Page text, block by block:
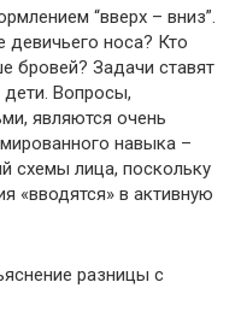
“вверх – вниз”.
носа? Кто
бровей? Задачи ставят
Вопросы,
являются очень
навыка –
схемы лица, поскольку
«вводятся» в активную
разницы с